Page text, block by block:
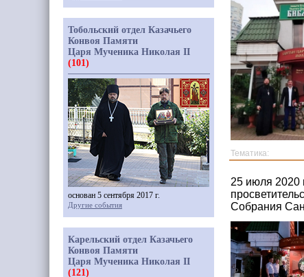
Тематика:
25 июля 2020
Собрания
Тобольский отдел Казачьего
Конвоя Памяти
Царя Мученика Николая II
(101)
основан 5 сентября 2017 г.
Другие события
Карельский отдел Казачьего
Конвоя Памяти
Царя Мученика Николая II
(121)